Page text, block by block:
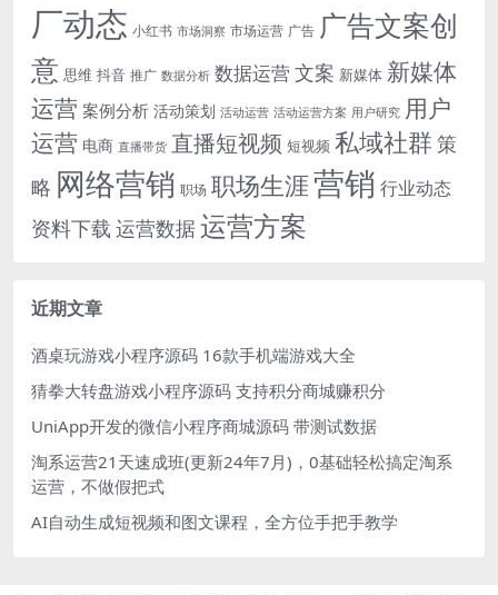
厂动态 小红书 市场洞察 市场运营 广告 广告文案创
意 思维 抖音 推广 数据分析 数据运营文案 新媒体 新媒体
运营 案例分析 活动策划 活动运营 活动运营方案 用户研究 用户
运营 电商 直播带货 直播短视频 短视频 私域社群 策
略 网络营销 职场 职场生涯营销 行业动态
资料下载 运营数据运营方案
近期文章
酒桌玩游戏小程序源码 16款手机端游戏大全
猜拳大转盘游戏小程序源码 支持积分商城赚积分
UniApp开发的微信小程序商城源码 带测试数据
淘系运营21天速成班(更新24年7月)，0基础轻松搞定淘系
运营，不做假把式
AI自动生成短视频和图文课程，全方位手把手教学